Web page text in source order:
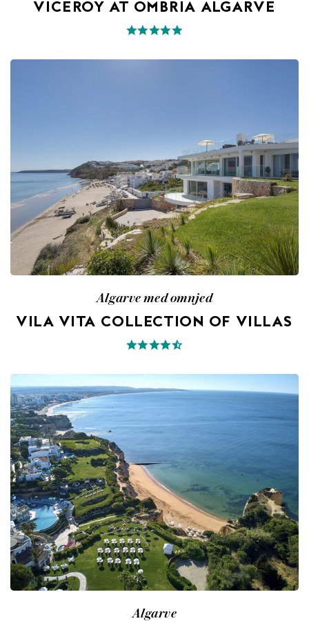
VICEROY AT OMBRIA ALGARVE
Algarve med omnjed
VILA VITA COLLECTION OF VILLAS
Algarve